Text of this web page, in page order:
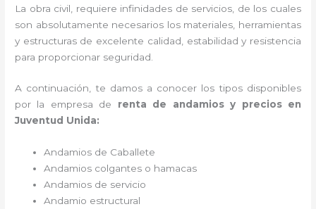
La obra civil, requiere infinidades de servicios, de los cuales
son absolutamente necesarios los materiales, herramientas
y estructuras de excelente calidad, estabilidad y resistencia
para proporcionar seguridad.
A continuación, te damos a conocer los tipos disponibles
por la empresa de renta de andamios y precios en
Juventud Unida:
Andamios de Caballete
Andamios colgantes o hamacas
Andamios de servicio
Andamio estructural